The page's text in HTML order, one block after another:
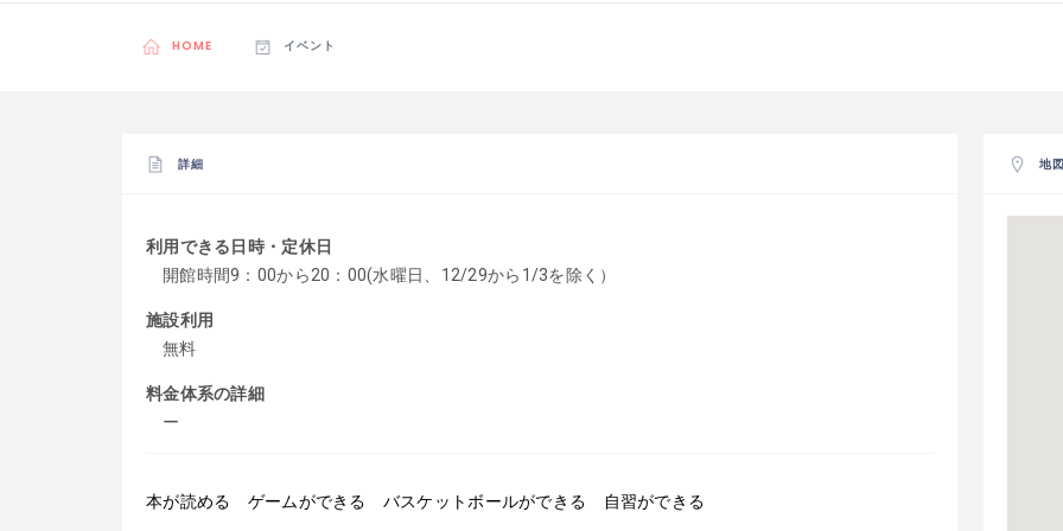
HOME イベント
詳細
利用できる日時・定休日
開館時間9：00から20：00(水曜日、12/29から1/3を除く）
施設利用
無料
料金体系の詳細
ー
本が読める ゲームができる バスケットボールができる 自習ができる
地